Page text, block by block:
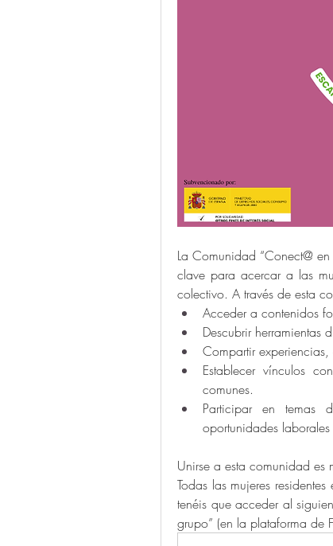
La Comunidad “Conect@
clave para acercar a las
colectivo. A través de esta
Acceder a contenidos
Descubrir herramientas
Compartir
Establecer vínculos
comunes.
Participar en temas
oportunidades laborales
Unirse a esta comunidad es
Todas las mujeres
tenéis que acceder al
grupo” (en la plataforma de